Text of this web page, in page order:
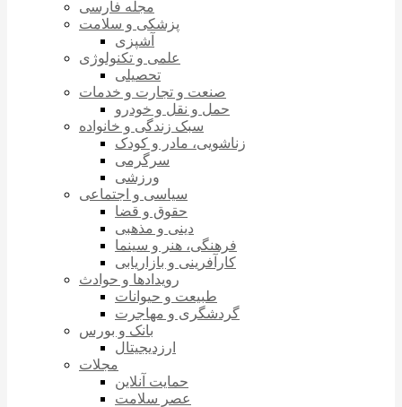
مجله فارسی
پزشکی و سلامت
آشپزی
علمی و تکنولوژی
تحصیلی
صنعت و تجارت و خدمات
حمل و نقل و خودرو
سبک زندگی و خانواده
زناشویی، مادر و کودک
سرگرمی
ورزشی
سیاسی و اجتماعی
حقوق و قضا
دینی و مذهبی
فرهنگی، هنر و سینما
کارآفرینی و بازاریابی
رویدادها و حوادث
طبیعت و حیوانات
گردشگری و مهاجرت
بانک و بورس
ارزدیجیتال
مجلات
حمایت آنلاین
عصر سلامت